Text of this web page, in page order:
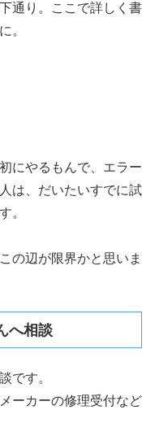
通り。ここで詳しく書
。
にやるもんで、エラー
は、だいたいすでに試
。
の辺が限界かと思いま
へ相談
です。
ーカーの修理受付など